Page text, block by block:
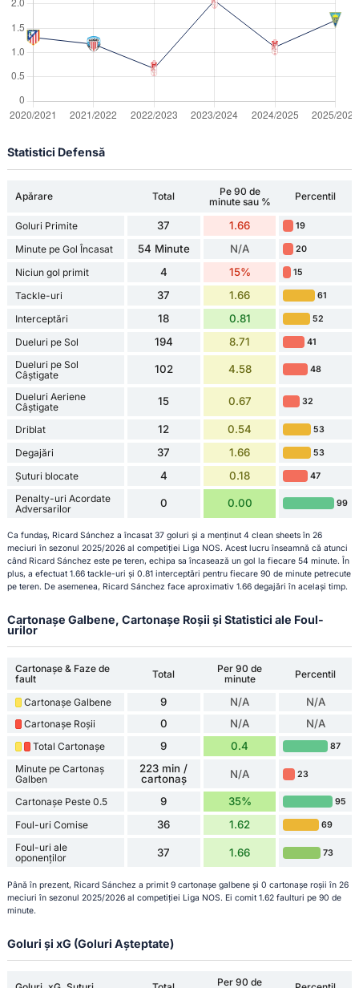
Statistici Defensă
Apărare Total
Pe 90 de
minute sau %
Percentil
Goluri Primite 37 1.66 19
Minute pe Gol Încasat 54 Minute N/A 20
Niciun gol primit 4 15% 15
Tackle-uri 37 1.66 61
Interceptări 18 0.81 52
Dueluri pe Sol 194 8.71 41
Dueluri pe Sol
Câștigate
102 4.58 48
Dueluri Aeriene
Câștigate
15 0.67 32
Driblat 12 0.54 53
Degajări 37 1.66 53
Șuturi blocate 4 0.18 47
Penalty-uri Acordate
Adversarilor
0 0.00 99
Ca fundaș, Ricard Sánchez a încasat 37 goluri și a menținut 4 clean sheets în 26
meciuri în sezonul 2025/2026 al competiției Liga NOS. Acest lucru înseamnă că atunci
când Ricard Sánchez este pe teren, echipa sa încasează un gol la fiecare 54 minute. În
plus, a efectuat 1.66 tackle-uri și 0.81 interceptări pentru fiecare 90 de minute petrecute
pe teren. De asemenea, Ricard Sánchez face aproximativ 1.66 degajări în același timp.
Cartonașe Galbene, Cartonașe Roșii și Statistici ale Foul-
urilor
Cartonașe & Faze de
fault
Total
Per 90 de
minute
Percentil
Cartonașe Galbene 9 N/A N/A
Cartonașe Roșii 0 N/A N/A
Total Cartonașe 9 0.4 87
Minute pe Cartonaș
Galben
223 min /
cartonaș
N/A 23
Cartonașe Peste 0.5 9 35% 95
Foul-uri Comise 36 1.62 69
Foul-uri ale
oponenților
37 1.66 73
Până în prezent, Ricard Sánchez a primit 9 cartonașe galbene și 0 cartonașe roșii în 26
meciuri în sezonul 2025/2026 al competiției Liga NOS. Ei comit 1.62 faulturi pe 90 de
minute.
Goluri și xG (Goluri Așteptate)
Per 90 de